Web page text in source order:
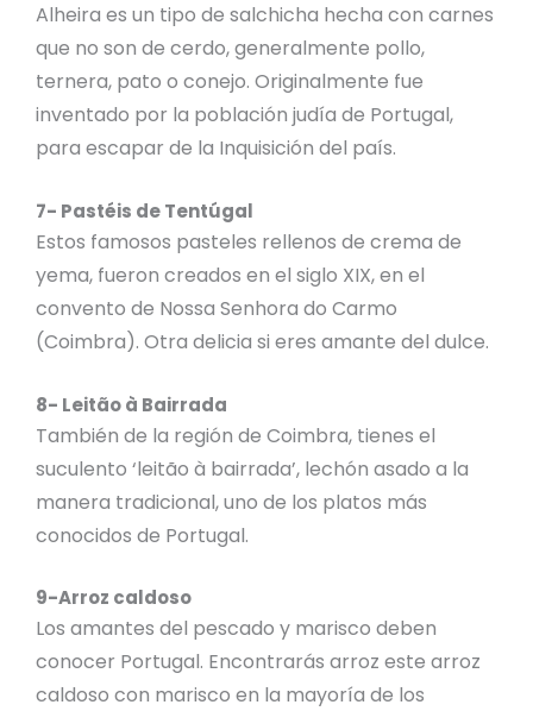
Alheira es un tipo de salchicha hecha con carnes
que no son de cerdo, generalmente pollo,
ternera, pato o conejo. Originalmente fue
inventado por la población judía de Portugal,
para escapar de la Inquisición del país.
7- Pastéis de Tentúgal
Estos famosos pasteles rellenos de crema de
yema, fueron creados en el siglo XIX, en el
convento de Nossa Senhora do Carmo
(Coimbra). Otra delicia si eres amante del dulce.
8- Leitão à Bairrada
También de la región de Coimbra, tienes el
suculento ‘leitão à bairrada’, lechón asado a la
manera tradicional, uno de los platos más
conocidos de Portugal.
9-Arroz caldoso
Los amantes del pescado y marisco deben
conocer Portugal. Encontrarás arroz este arroz
caldoso con marisco en la mayoría de los